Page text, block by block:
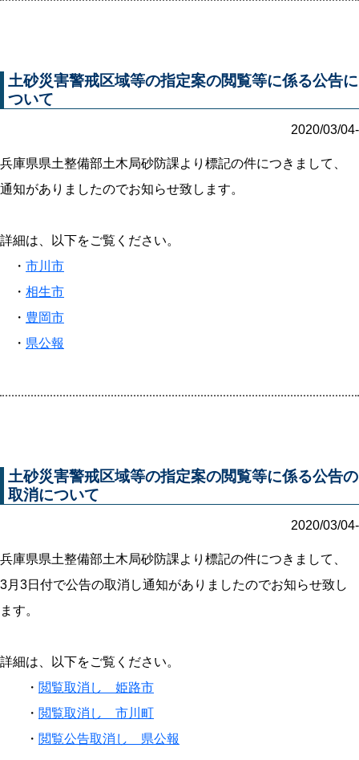
土砂災害警戒区域等の指定案の閲覧等に係る公告に
ついて
2020/03/04-
兵庫県県土整備部土木局砂防課より標記の件につきまして、
通知がありましたのでお知らせ致します。
詳細は、以下をご覧ください。
・ 市川市
・ 相生市
・ 豊岡市
・ 県公報
土砂災害警戒区域等の指定案の閲覧等に係る公告の
取消について
2020/03/04-
兵庫県県土整備部土木局砂防課より標記の件につきまして、
3月3日付で公告の取消し通知がありましたのでお知らせ致し
ます。
詳細は、以下をご覧ください。
・ 閲覧取消し 姫路市
・ 閲覧取消し 市川町
・ 閲覧公告取消し 県公報